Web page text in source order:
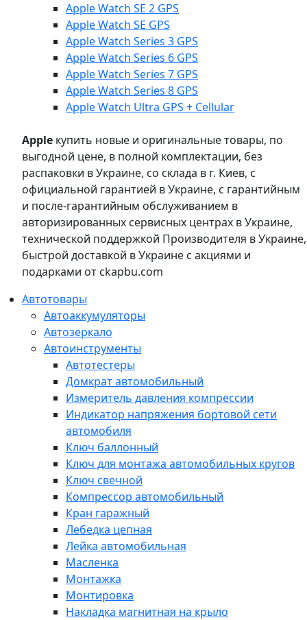
Apple Watch SE 2 GPS
Apple Watch SE GPS
Apple Watch Series 3 GPS
Apple Watch Series 6 GPS
Apple Watch Series 7 GPS
Apple Watch Series 8 GPS
Apple Watch Ultra GPS + Cellular
Apple купить новые и оригинальные товары, по
выгодной цене, в полной комплектации, без
распаковки в Украине, со склада в г. Киев, с
официальной гарантией в Украине, с гарантийным
и после-гарантийным обслуживанием в
авторизированных сервисных центрах в Украине,
технической поддержкой Производителя в Украине,
быстрой доставкой в Украине с акциями и
подарками от ckapbu.com
Автотовары
Автоаккумуляторы
Автозеркало
Автоинструменты
Автотестеры
Домкрат автомобильный
Измеритель давления компрессии
Индикатор напряжения бортовой сети
автомобиля
Ключ баллонный
Ключ для монтажа автомобильных кругов
Ключ свечной
Компрессор автомобильный
Кран гаражный
Лебедка цепная
Лейка автомобильная
Масленка
Монтажка
Монтировка
Накладка магнитная на крыло